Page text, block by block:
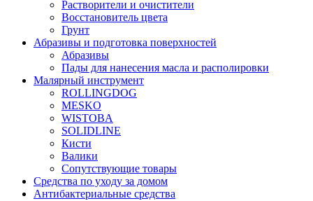
Растворители и очистители
Восстановитель цвета
Грунт
Абразивы и подготовка поверхностей
Абразивы
Пады для нанесения масла и располировки
Малярный инструмент
ROLLINGDOG
MESKO
WISTOBA
SOLIDLINE
Кисти
Валики
Сопутствующие товары
Средства по уходу за домом
Антибактериальные средства